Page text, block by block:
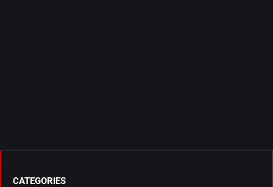
CATEGORIES